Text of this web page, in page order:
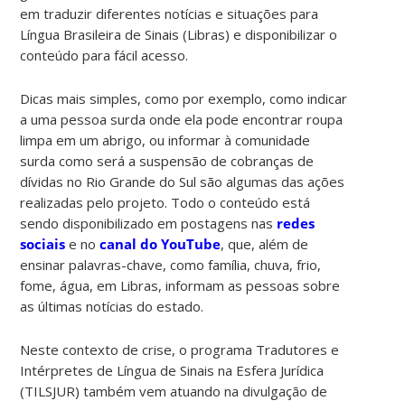
em traduzir diferentes notícias e situações para
Língua Brasileira de Sinais (Libras) e disponibilizar o
conteúdo para fácil acesso.
Dicas mais simples, como por exemplo, como indicar
a uma pessoa surda onde ela pode encontrar roupa
limpa em um abrigo, ou informar à comunidade
surda como será a suspensão de cobranças de
dívidas no Rio Grande do Sul são algumas das ações
realizadas pelo projeto. Todo o conteúdo está
sendo disponibilizado em postagens nas redes
sociais e nocanal do YouTube, que, além de
ensinar palavras-chave, como família, chuva, frio,
fome, água, em Libras, informam as pessoas sobre
as últimas notícias do estado.
Neste contexto de crise, o programa Tradutores e
Intérpretes de Língua de Sinais na Esfera Jurídica
(TILSJUR) também vem atuando na divulgação de